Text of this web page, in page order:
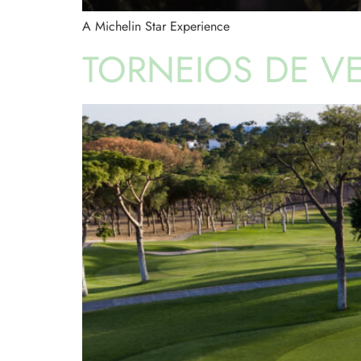
A Michelin Star Experience
TORNEIOS DE